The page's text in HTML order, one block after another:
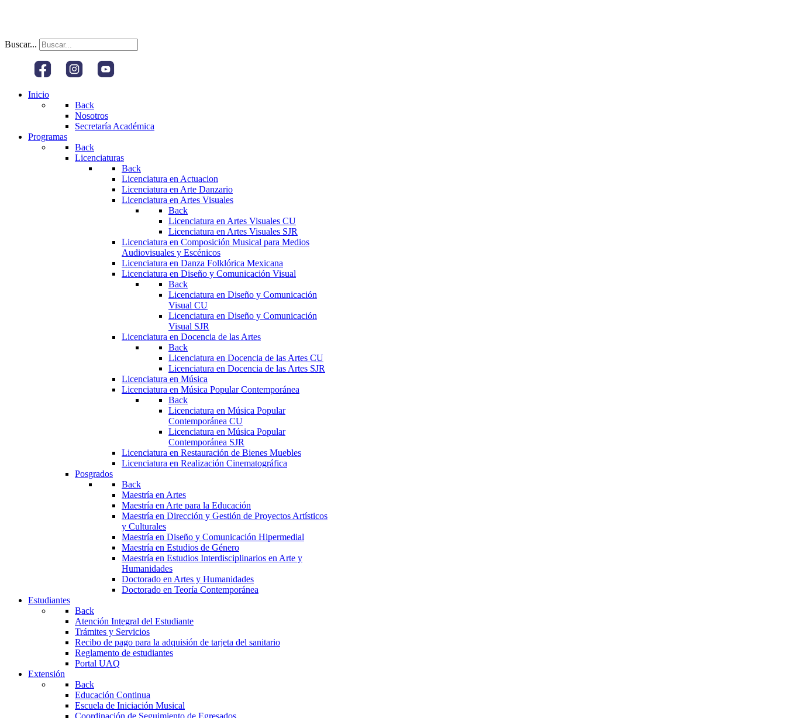
Buscar...
Inicio
Back
Nosotros
Secretaría Académica
Programas
Back
Licenciaturas
Back
Licenciatura en Actuacion
Licenciatura en Arte Danzario
Licenciatura en Artes Visuales
Back
Licenciatura en Artes Visuales CU
Licenciatura en Artes Visuales SJR
Licenciatura en Composición Musical para Medios
Audiovisuales y Escénicos
Licenciatura en Danza Folklórica Mexicana
Licenciatura en Diseño y Comunicación Visual
Back
Licenciatura en Diseño y Comunicación
Visual CU
Licenciatura en Diseño y Comunicación
Visual SJR
Licenciatura en Docencia de las Artes
Back
Licenciatura en Docencia de las Artes CU
Licenciatura en Docencia de las Artes SJR
Licenciatura en Música
Licenciatura en Música Popular Contemporánea
Back
Licenciatura en Música Popular
Contemporánea CU
Licenciatura en Música Popular
Contemporánea SJR
Licenciatura en Restauración de Bienes Muebles
Licenciatura en Realización Cinematográfica
Posgrados
Back
Maestría en Artes
Maestría en Arte para la Educación
Maestría en Dirección y Gestión de Proyectos Artísticos
y Culturales
Maestría en Diseño y Comunicación Hipermedial
Maestría en Estudios de Género
Maestría en Estudios Interdisciplinarios en Arte y
Humanidades
Doctorado en Artes y Humanidades
Doctorado en Teoría Contemporánea
Estudiantes
Back
Atención Integral del Estudiante
Trámites y Servicios
Recibo de pago para la adquisión de tarjeta del sanitario
Reglamento de estudiantes
Portal UAQ
Extensión
Back
Educación Continua
Escuela de Iniciación Musical
Coordinación de Seguimiento de Egresados